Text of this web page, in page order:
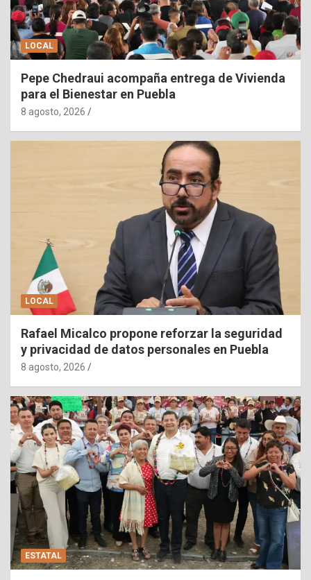
LOCAL
Pepe Chedraui acompaña entrega de Vivienda
para el Bienestar en Puebla
8 agosto, 2026
LOCAL
Rafael Micalco propone reforzar la seguridad
y privacidad de datos personales en Puebla
8 agosto, 2026
ESTATAL